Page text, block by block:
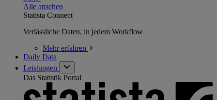
Alle ansehen
Statista Connect
Verlässliche Daten, in jedem Workflow
Mehrerfahren
Daily Data
Leistungen
Das Statistik Portal